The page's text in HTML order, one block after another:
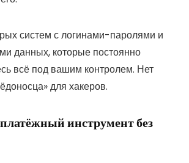
систем с логинами-паролями и
данных, которые постоянно
всё под вашим контролем. Нет
для хакеров.
инструмент без